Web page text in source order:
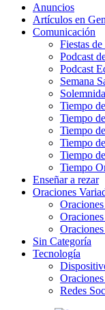
Anuncios
Artículos en
Comunicación
Fiestas
Podcast
Podcast
Semana
Tiempo
Tiempo
Tiempo
Tiempo
Tiempo
Tiempo
Enseñar a rezar
Oraciones
Sin Categoría
Tecnología
Redes